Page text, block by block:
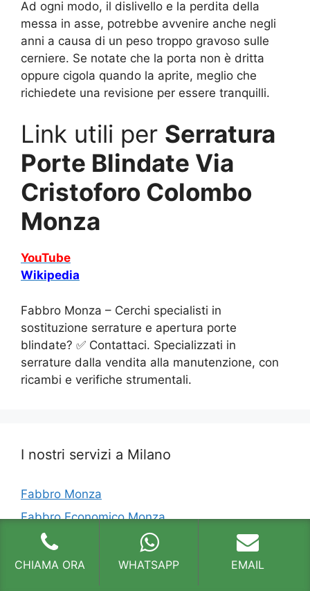
Ad ogni modo, il dislivello e la perdita della
messa in asse, potrebbe avvenire anche negli
anni a causa di un peso troppo gravoso sulle
cerniere. Se notate che la porta non è dritta
oppure cigola quando la aprite, meglio che
richiedete una revisione per essere tranquilli.
Link utili per Serratura
Porte Blindate Via
Cristoforo Colombo
Monza
YouTube
Wikipedia
Fabbro Monza – Cerchi specialisti in
sostituzione serrature e apertura porte
blindate? ✅ Contattaci. Specializzati in
serrature dalla vendita alla manutenzione, con
ricambi e verifiche strumentali.
I nostri servizi a Milano
Fabbro Monza
Fabbro Economico Monza
Serratura Porte Blindate Monza
Riparazione Serratura Monza
Cambio Serratura Monza
CHIAMA ORA WHATSAPP EMAIL